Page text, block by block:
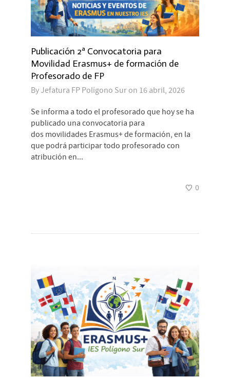
Publicación 2ª Convocatoria para
Movilidad Erasmus+ de formación de
Profesorado de FP
ByJefatura FP Polígono Sur on 16 abril, 2026
Se informa a todo el profesorado que hoy se ha
publicado una convocatoria para
dos movilidades Erasmus+ de formación, en la
que podrá participar todo profesorado con
atribución en...
0